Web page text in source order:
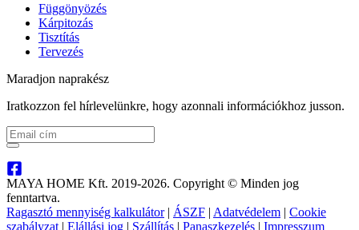
Függönyözés
Kárpitozás
Tisztítás
Tervezés
Maradjon naprakész
Iratkozzon fel hírlevelünkre, hogy azonnali információkhoz jusson.
MAYA HOME Kft. 2019-2026. Copyright © Minden jog
fenntartva.
Ragasztó mennyiség kalkulátor | ÁSZF | Adatvédelem | Cookie
szabályzat | Elállási jog | Szállítás | Panaszkezelés | Impresszum